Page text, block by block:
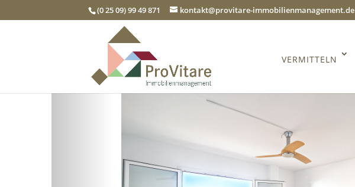
(0 25 09) 99 49 871 kontakt@provitare-immobilienmanagement.de
VERMITTELN